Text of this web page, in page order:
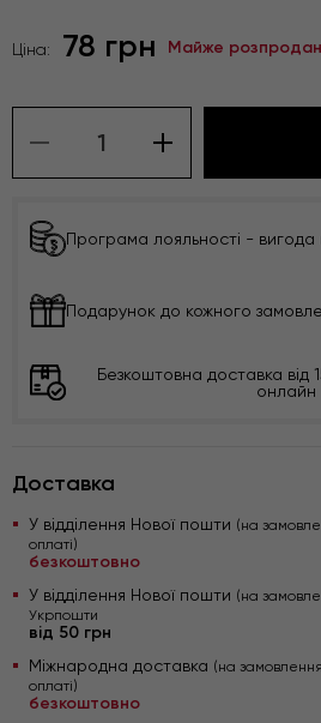
Ціна: 78 грн Майже
Програма лояльності - вигода
Подарунок до кожного
Безкоштовна доставка від
онлайн
Доставка
У відділення Нової пошти (на
оплаті)
безкоштовно
У відділення Нової пошти (на
Укрпошти
від 50 грн
Міжнародна доставка (на
оплаті)
безкоштовно